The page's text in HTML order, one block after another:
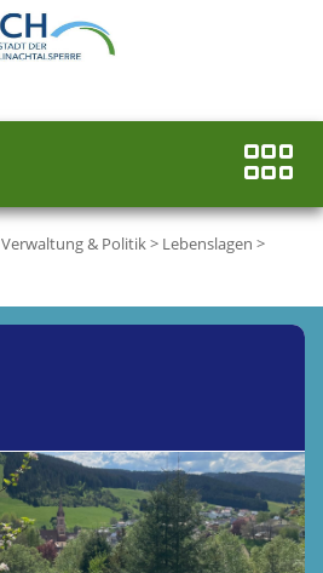
Verwaltung & Politik> Lebenslagen >